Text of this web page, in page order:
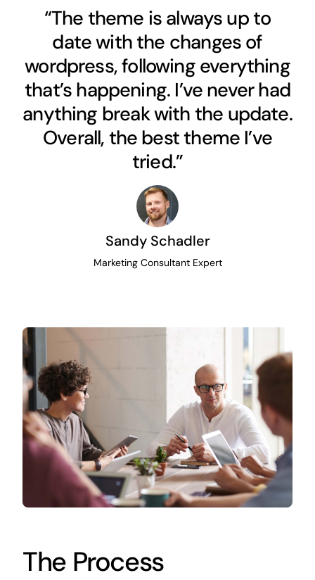
“The theme is always up to
date with the changes of
wordpress, following everything
that’s happening. I’ve never had
anything break with the update.
Overall, the best theme I’ve
tried.”
Sandy Schadler
Marketing Consultant Expert
The Process